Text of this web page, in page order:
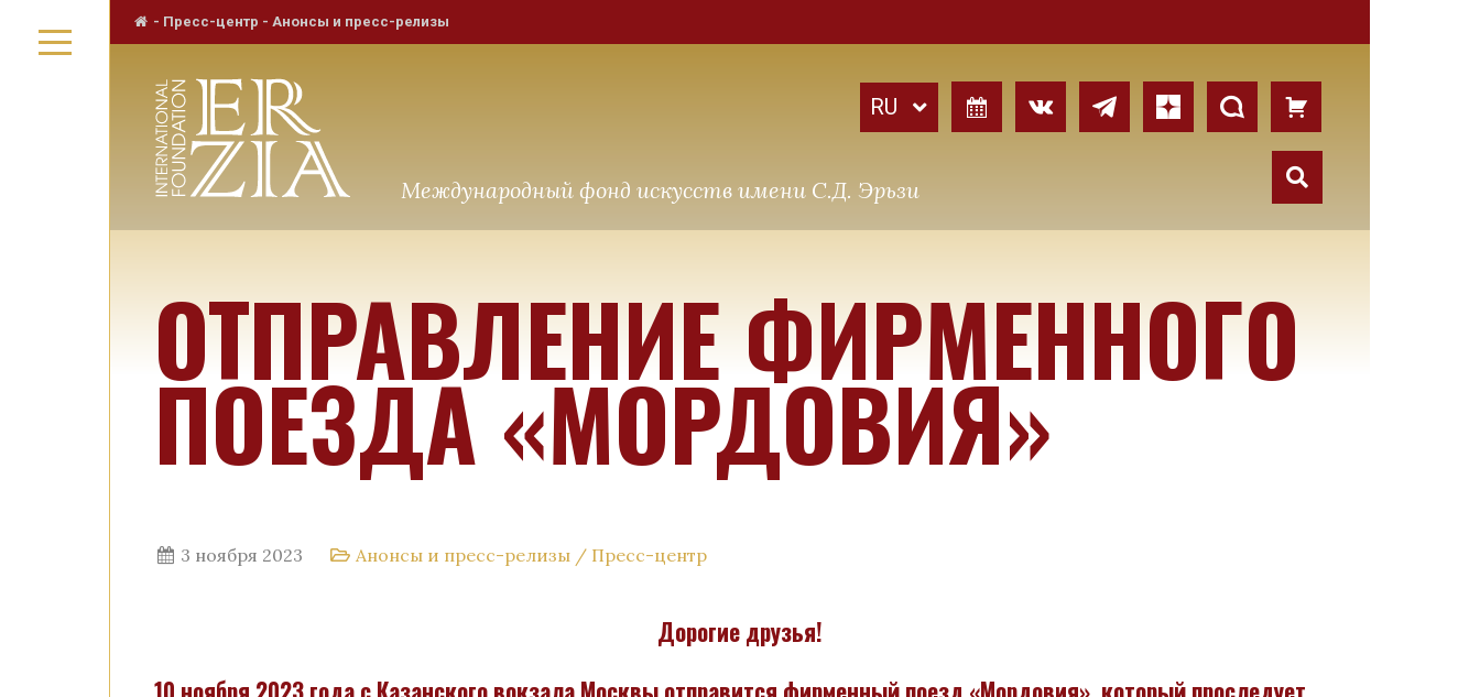
- Пресс-центр -Анонсы и пресс-релизы
Международный фонд искусств имени С.Д. Эрьзи
ОТПРАВЛЕНИЕ ФИРМЕННОГО
ПОЕЗДА «МОРДОВИЯ»
3 ноября 2023 Анонсы и пресс-релизы / Пресс-центр
Дорогие друзья!